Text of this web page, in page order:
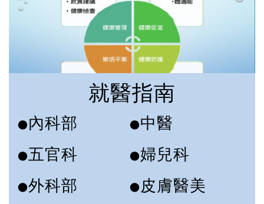
就醫指南
●內科部
●五官科
●外科部
●中醫
●婦兒科
●皮膚醫美